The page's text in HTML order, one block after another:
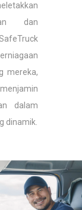
dan
mereka,
dalam
dinamik.